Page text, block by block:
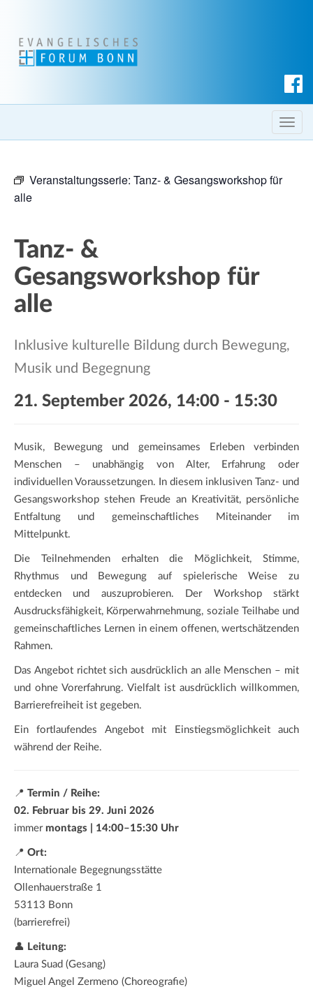
c
h T
o
i
Veranstaltungsserie: Tanz- & Gesangsworkshop für
alle
Tanz- &
Gesangsworkshop für
alle
Inklusive kulturelle Bildung durch Bewegung,
Musik und Begegnung
21. September 2026, 14:00 - 15:30
Musik, Bewegung und gemeinsames Erleben verbinden
Menschen – unabhängig von Alter, Erfahrung oder
individuellen Voraussetzungen. In diesem inklusiven Tanz- und
Gesangsworkshop stehen Freude an Kreativität, persönliche
Entfaltung und gemeinschaftliches Miteinander im
Mittelpunkt.
Die Teilnehmenden erhalten die Möglichkeit, Stimme,
Rhythmus und Bewegung auf spielerische Weise zu
entdecken und auszuprobieren. Der Workshop stärkt
Ausdrucksfähigkeit, Körperwahrnehmung, soziale Teilhabe und
gemeinschaftliches Lernen in einem offenen, wertschätzenden
Rahmen.
Das Angebot richtet sich ausdrücklich an alle Menschen – mit
und ohne Vorerfahrung. Vielfalt ist ausdrücklich willkommen,
Barrierefreiheit ist gegeben.
Ein fortlaufendes Angebot mit Einstiegsmöglichkeit auch
während der Reihe.
📍 Termin / Reihe:
02. Februar bis 29. Juni 2026
immer montags | 14:00–15:30 Uhr
📍 Ort:
Internationale Begegnungsstätte
Ollenhauerstraße 1
53113 Bonn
(barrierefrei)
👤 Leitung:
Laura Suad (Gesang)
Miguel Angel Zermeno (Choreografie)